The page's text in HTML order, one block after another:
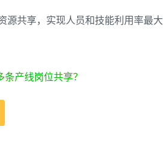
源共享，实现人员和技能利用率最大
产线岗位共享？